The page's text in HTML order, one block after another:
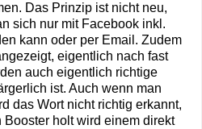
Das Prinzip ist nicht neu,
sich nur mit Facebook inkl.
kann oder per Email. Zudem
eigentlich nach fast
auch eigentlich richtige
ist. Auch wenn man
das Wort nicht richtig erkannt,
holt wird einem direkt